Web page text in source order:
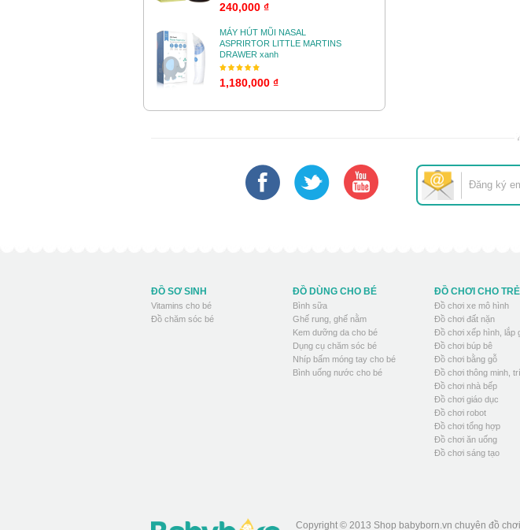
240,000 ₫
MÁY HÚT MŨI NASAL
ASPRIRTOR LITTLE MARTINS
DRAWER xanh
1,180,000 ₫
ĐỒ SƠ SINH
Vitamins cho bé
Đồ chăm sóc bé
ĐỒ DÙNG CHO BÉ
Bình sữa
Ghế rung, ghế nằm
Kem dưỡng da cho bé
Dụng cụ chăm sóc bé
Nhíp bấm móng tay cho bé
Bình uống nước cho bé
ĐỒ CHƠI CHO TRẺ
Đồ chơi xe mô hình
Đồ chơi đất nặn
Đồ chơi xếp hình, lắp
Đồ chơi búp bê
Đồ chơi bằng gỗ
Đồ chơi thông minh,
Đồ chơi nhà bếp
Đồ chơi giáo dục
Đồ chơi robot
Đồ chơi tổng hợp
Đồ chơi ăn uống
Đồ chơi sáng tạo
Copyright © 2013 Shop babyborn.vn chuyên đồ